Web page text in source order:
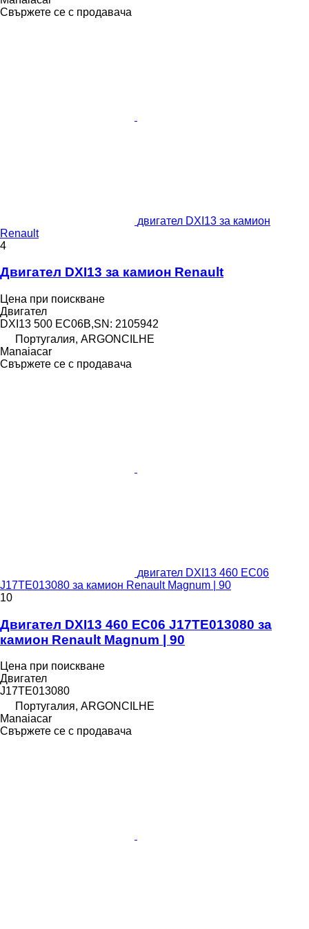
Свържете се с продавача
двигател DXI13 за камион
Renault
4
Двигател DXI13 за камион Renault
Цена при поискване
Двигател
DXI13 500 EC06B,SN: 2105942
Португалия, ARGONCILHE
Manaiacar
Свържете се с продавача
двигател DXI13 460 EC06
J17TE013080 за камион Renault Magnum | 90
10
Двигател DXI13 460 EC06 J17TE013080 за
камион Renault Magnum | 90
Цена при поискване
Двигател
J17TE013080
Португалия, ARGONCILHE
Manaiacar
Свържете се с продавача